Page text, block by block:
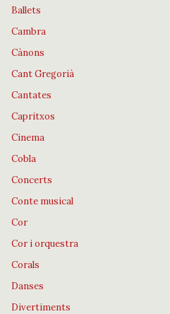
Ballets
Cambra
Cànons
Cant Gregorià
Cantates
Capritxos
Cinema
Cobla
Concerts
Conte musical
Cor
Cor i orquestra
Corals
Danses
Divertiments